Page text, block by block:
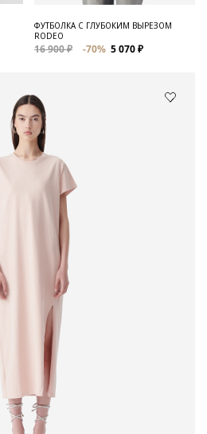
ФУТБОЛКА С ГЛУБОКИМ ВЫРЕЗОМ
RODEO
16 900 ₽ -70% 5 070 ₽